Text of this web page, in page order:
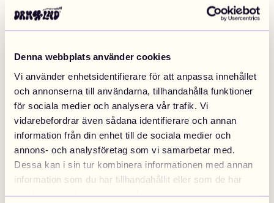
Denna webbplats använder cookies
Vi använder enhetsidentifierare för att anpassa innehållet
och annonserna till användarna, tillhandahålla funktioner
för sociala medier och analysera vår trafik. Vi
vidarebefordrar även sådana identifierare och annan
information från din enhet till de sociala medier och
annons- och analysföretag som vi samarbetar med.
Dessa kan i sin tur kombinera informationen med annan
information som du har tillhandahållit eller som de har
samlat in när du har använt deras tjänster.
Soft Icecream 39 kr Love In Speach 39 kr
Bling Star 39 kr Fun Guy With Star